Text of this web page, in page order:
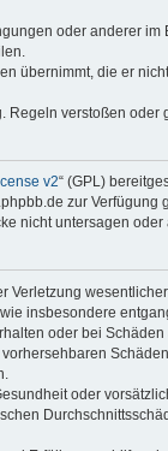
oder anderer
übernimmt, die er
verstoßen
v2“ (GPL)
zur
nicht untersagen
insbesondere
oder bei
oder